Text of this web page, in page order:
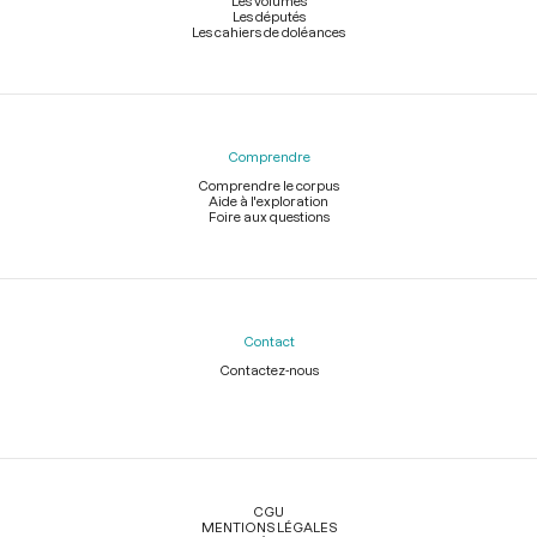
Les députés
Les cahiers de doléances
Comprendre
Comprendre le corpus
Aide à l'exploration
Foire aux questions
Contact
Contactez-nous
Légal
CGU
MENTIONS LÉGALES